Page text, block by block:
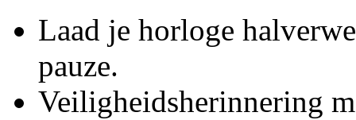
Laad je horloge
pauze.
Veiligheidsherinnering